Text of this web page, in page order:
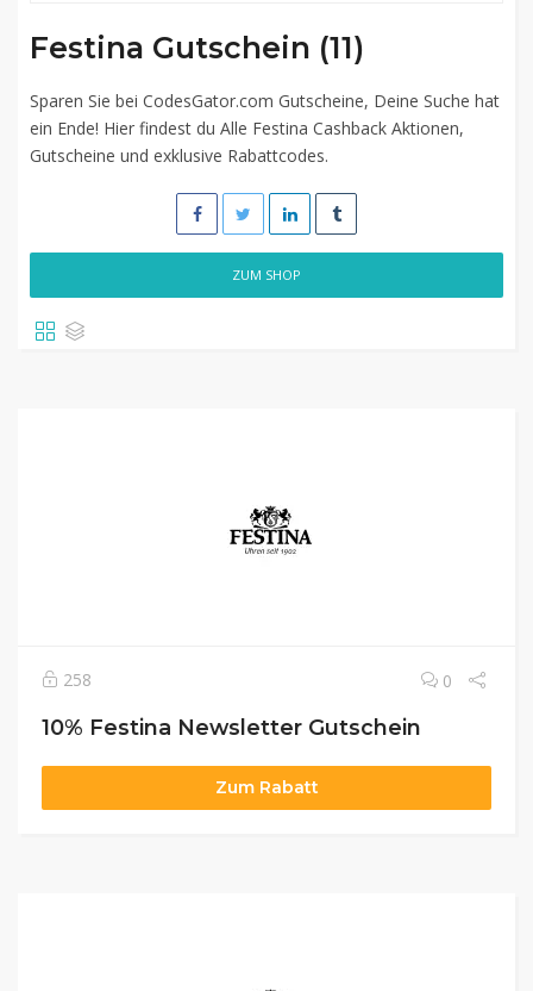
Festina Gutschein (11)
Sparen Sie bei CodesGator.com Gutscheine, Deine Suche hat
ein Ende! Hier findest du Alle Festina Cashback Aktionen,
Gutscheine und exklusive Rabattcodes.
ZUM SHOP
258 0
10% Festina Newsletter Gutschein
Zum Rabatt